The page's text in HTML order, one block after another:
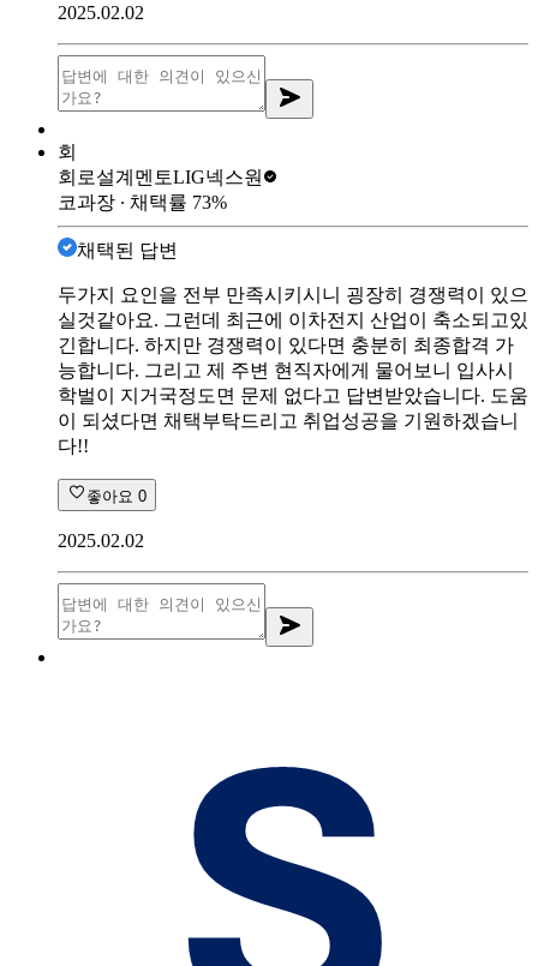
2025.02.02
회
회로설계멘토LIG넥스원
코과장 ∙ 채택률 73%
채택된 답변
두가지 요인을 전부 만족시키시니 굉장히 경쟁력이 있으
실것같아요. 그런데 최근에 이차전지 산업이 축소되고있
긴합니다. 하지만 경쟁력이 있다면 충분히 최종합격 가
능합니다. 그리고 제 주변 현직자에게 물어보니 입사시
학벌이 지거국정도면 문제 없다고 답변받았습니다. 도움
이 되셨다면 채택부탁드리고 취업성공을 기원하겠습니
다!!
좋아요 0
2025.02.02